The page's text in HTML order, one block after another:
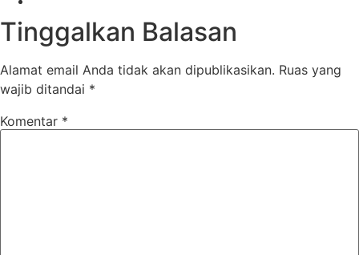
Tinggalkan Balasan
Alamat email Anda tidak akan dipublikasikan. Ruas yang
wajib ditandai *
Komentar *